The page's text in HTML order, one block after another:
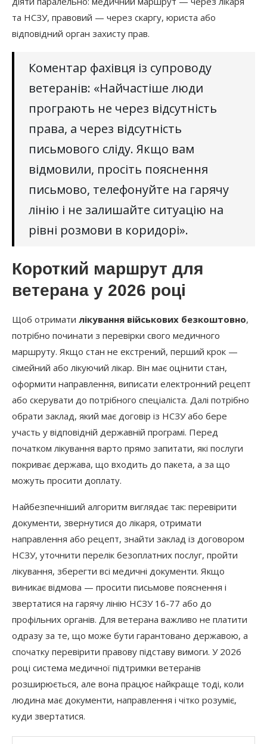
та НСЗУ, правовий — через скаргу, юриста або
відповідний орган захисту прав.
Коментар фахівця із супроводу
ветеранів: «Найчастіше люди
програють не через відсутність
права, а через відсутність
письмового сліду. Якщо вам
відмовили, просіть пояснення
письмово, телефонуйте на гарячу
лінію і не залишайте ситуацію на
рівні розмови в коридорі».
Короткий маршрут для
ветерана у 2026 році
Щоб отримати лікування військових безкоштовно,
потрібно починати з перевірки свого медичного
маршруту. Якщо стан не екстрений, перший крок —
сімейний або лікуючий лікар. Він має оцінити стан,
оформити направлення, виписати електронний рецепт
або скерувати до потрібного спеціаліста. Далі потрібно
обрати заклад, який має договір із НСЗУ або бере
участь у відповідній державній програмі. Перед
початком лікування варто прямо запитати, які послуги
покриває держава, що входить до пакета, а за що
можуть просити доплату.
Найбезпечніший алгоритм виглядає так: перевірити
документи, звернутися до лікаря, отримати
направлення або рецепт, знайти заклад із договором
НСЗУ, уточнити перелік безоплатних послуг, пройти
лікування, зберегти всі медичні документи. Якщо
виникає відмова — просити письмове пояснення і
звертатися на гарячу лінію НСЗУ 16-77 або до
профільних органів. Для ветерана важливо не платити
одразу за те, що може бути гарантовано державою, а
спочатку перевірити правову підставу вимоги. У 2026
році система медичної підтримки ветеранів
розширюється, але вона працює найкраще тоді, коли
людина має документи, направлення і чітко розуміє,
куди звертатися.